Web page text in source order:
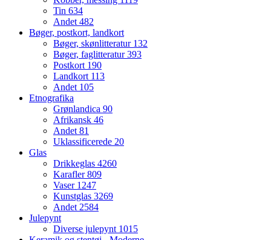
Tin 634
Andet 482
Bøger, postkort, landkort
Bøger, skønlitteratur 132
Bøger, faglitteratur393
Postkort 190
Landkort 113
Andet 105
Etnografika
Grønlandica 90
Afrikansk 46
Andet 81
Uklassificerede 20
Glas
Drikkeglas 4260
Karafler809
Vaser 1247
Kunstglas 3269
Andet 2584
Julepynt
Diverse julepynt 1015